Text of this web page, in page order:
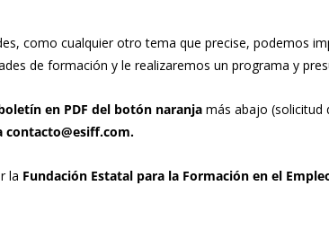
como cualquier otro tema que precise, podemos
de formación y le realizaremos un programa y
en PDF del botón naranja más abajo (solicitud
la Fundación Estatal para la Formación en el